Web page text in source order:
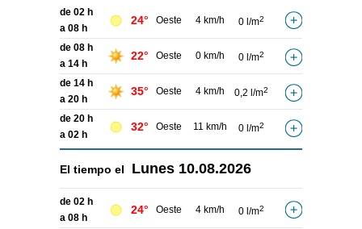
de 02 h
a 08 h
24° Oeste 4 km/h 0 l/m2
de 08 h
a 14 h
22° Oeste 0 km/h 0 l/m2
de 14 h
a 20 h
35° Oeste 4 km/h 0,2 l/m2
de 20 h
a 02 h
32° Oeste 11 km/h 0 l/m2
El tiempo el Lunes 10.08.2026
de 02 h
a 08 h
24° Oeste 4 km/h 0 l/m2